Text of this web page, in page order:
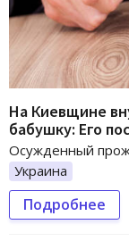
На Киевщине
бабушку: Его
Осужденный
Украина
Подробнее